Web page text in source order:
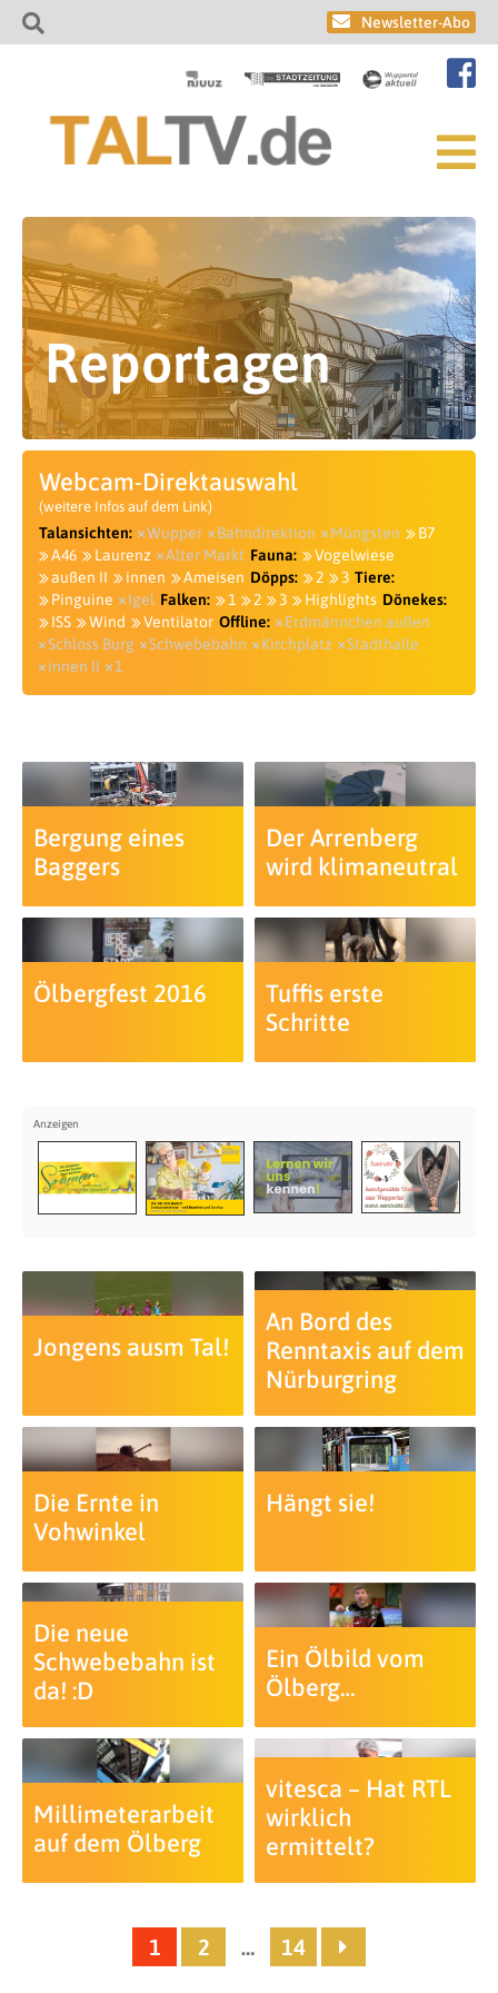
Newsletter-Abo
Reportagen
Webcam-Direktauswahl
(weitere Infos auf dem Link)
Talansichten: Wupper Bahndirektion Müngsten
B7
A46
Laurenz Alter Markt Fauna:
Vogelwiese
außen II
innen Ameisen Döpps: 2 3 Tiere:
Pinguine
Igel Falken: 1 2 3 Highlights Dönekes:
ISS
Wind Ventilator Offline:
Erdmännchen außen
Schloss Burg
Schwebebahn Kirchplatz
Stadthalle
innen II
1
Bergung eines
Baggers
Der Arrenberg
wird klimaneutral
Ölbergfest 2016
Tuffis erste
Schritte
Jongens ausm Tal!
An Bord des
Renntaxis auf dem
Nürburgring
Die Ernte in
Vohwinkel
Hängt sie!
Die neue
Schwebebahn ist
da! :D
Ein Ölbild vom
Ölberg…
Millimeterarbeit
auf dem Ölberg
vitesca – Hat RTL
wirklich
ermittelt?
1 2 … 14